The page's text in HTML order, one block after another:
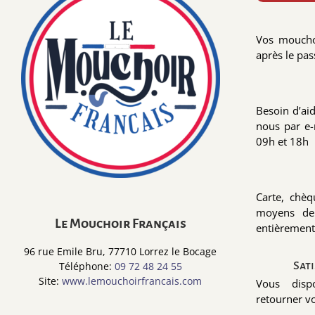
Le Mouchoir Français
96 rue Emile Bru, 77710 Lorrez le Bocage
Téléphone: 09 72 48 24 55
Site:www.lemouchoirfrancais.com
Vos
après le
Besoin
nous par
09h et 18h
Carte,
moyens
Vous
retourner